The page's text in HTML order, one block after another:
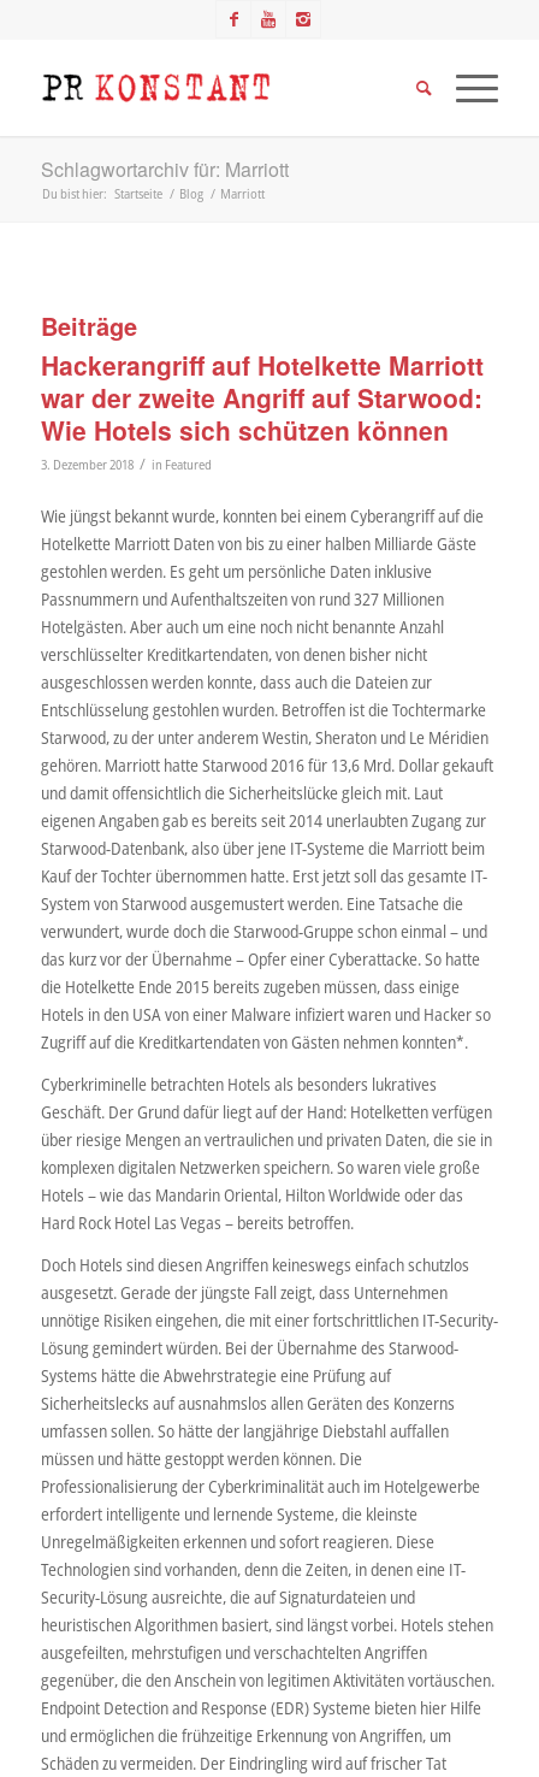
Schlagwortarchiv für: Marriott
Du bist hier: Startseite / Blog / Marriott
Beiträge
Hackerangriff auf Hotelkette Marriott
war der zweite Angriff auf Starwood:
Wie Hotels sich schützen können
3. Dezember 2018 / in Featured
Wie jüngst bekannt wurde, konnten bei einem Cyberangriff auf die
Hotelkette Marriott Daten von bis zu einer halben Milliarde Gäste
gestohlen werden. Es geht um persönliche Daten inklusive
Passnummern und Aufenthaltszeiten von rund 327 Millionen
Hotelgästen. Aber auch um eine noch nicht benannte Anzahl
verschlüsselter Kreditkartendaten, von denen bisher nicht
ausgeschlossen werden konnte, dass auch die Dateien zur
Entschlüsselung gestohlen wurden. Betroffen ist die Tochtermarke
Starwood, zu der unter anderem Westin, Sheraton und Le Méridien
gehören. Marriott hatte Starwood 2016 für 13,6 Mrd. Dollar gekauft
und damit offensichtlich die Sicherheitslücke gleich mit. Laut
eigenen Angaben gab es bereits seit 2014 unerlaubten Zugang zur
Starwood-Datenbank, also über jene IT-Systeme die Marriott beim
Kauf der Tochter übernommen hatte. Erst jetzt soll das gesamte IT-
System von Starwood ausgemustert werden. Eine Tatsache die
verwundert, wurde doch die Starwood-Gruppe schon einmal – und
das kurz vor der Übernahme – Opfer einer Cyberattacke. So hatte
die Hotelkette Ende 2015 bereits zugeben müssen, dass einige
Hotels in den USA von einer Malware infiziert waren und Hacker so
Zugriff auf die Kreditkartendaten von Gästen nehmen konnten*.
Cyberkriminelle betrachten Hotels als besonders lukratives
Geschäft. Der Grund dafür liegt auf der Hand: Hotelketten verfügen
über riesige Mengen an vertraulichen und privaten Daten, die sie in
komplexen digitalen Netzwerken speichern. So waren viele große
Hotels – wie das Mandarin Oriental, Hilton Worldwide oder das
Hard Rock Hotel Las Vegas – bereits betroffen.
Doch Hotels sind diesen Angriffen keineswegs einfach schutzlos
ausgesetzt. Gerade der jüngste Fall zeigt, dass Unternehmen
unnötige Risiken eingehen, die mit einer fortschrittlichen IT-Security-
Lösung gemindert würden. Bei der Übernahme des Starwood-
Systems hätte die Abwehrstrategie eine Prüfung auf
Sicherheitslecks auf ausnahmslos allen Geräten des Konzerns
umfassen sollen. So hätte der langjährige Diebstahl auffallen
müssen und hätte gestoppt werden können. Die
Professionalisierung der Cyberkriminalität auch im Hotelgewerbe
erfordert intelligente und lernende Systeme, die kleinste
Unregelmäßigkeiten erkennen und sofort reagieren. Diese
Technologien sind vorhanden, denn die Zeiten, in denen eine IT-
Security-Lösung ausreichte, die auf Signaturdateien und
heuristischen Algorithmen basiert, sind längst vorbei. Hotels stehen
ausgefeilten, mehrstufigen und verschachtelten Angriffen
gegenüber, die den Anschein von legitimen Aktivitäten vortäuschen.
Endpoint Detection and Response (EDR) Systeme bieten hier Hilfe
und ermöglichen die frühzeitige Erkennung von Angriffen, um
Schäden zu vermeiden. Der Eindringling wird auf frischer Tat